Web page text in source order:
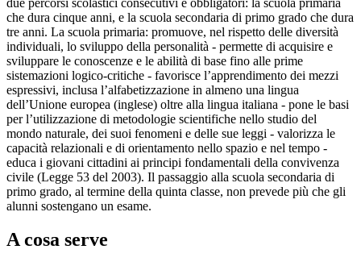
che dura cinque anni, e la scuola secondaria di primo grado che dura
tre anni. La scuola primaria: promuove, nel rispetto delle diversità
individuali, lo sviluppo della personalità - permette di acquisire e
sviluppare le conoscenze e le abilità di base fino alle prime
sistemazioni logico-critiche - favorisce l’apprendimento dei mezzi
espressivi, inclusa l’alfabetizzazione in almeno una lingua
dell’Unione europea (inglese) oltre alla lingua italiana - pone le basi
per l’utilizzazione di metodologie scientifiche nello studio del
mondo naturale, dei suoi fenomeni e delle sue leggi - valorizza le
capacità relazionali e di orientamento nello spazio e nel tempo -
educa i giovani cittadini ai principi fondamentali della convivenza
civile (Legge 53 del 2003). Il passaggio alla scuola secondaria di
primo grado, al termine della quinta classe, non prevede più che gli
alunni sostengano un esame.
A cosa serve